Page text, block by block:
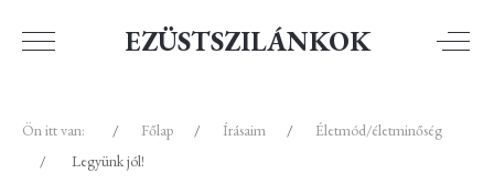
EZÜSTSZILÁNKOK
Ön itt van: Főlap Írásaim
Életmód/életminőség
Legyünk jól!